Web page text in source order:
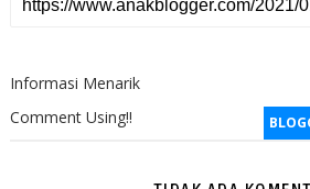
Informasi Menarik
Comment Using!!